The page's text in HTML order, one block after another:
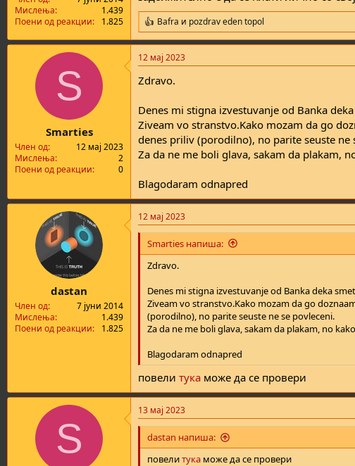
а
т
у
а
е
Мислења
1.439
Поени од реакции
1.825
R
e
a
c
i
n
s
:
Bafra и pozdrav eden topol
S
Smarties
Член од
12 мај 2023
Мислења
2
Поени од реакции
0
12 мај 2023
Zdravo.
Denes mi stigna izvestuvanje od Banka
Ziveam vo stranstvo.Kako mozam da go
denes priliv (porodilno), no parite seuste ne
Za da ne me boli glava, sakam da plakam,
Blagodaram odnapred
dastan
Член од
7 јуни 2014
Мислења
1.439
Поени од реакции
1.825
12 мај 2023
Smarties напиша:
Zdravo.
Denes mi stigna izvestuvanje od Banka deka
Ziveam vo stranstvo.Kako mozam da go
(porodilno), no parite seuste ne se povleceni.
Za da ne me boli glava, sakam da plakam, no
Blagodaram odnapred
повели тука може да се провери
S
13 мај 2023
dastan напиша:
повелитука може да се провери